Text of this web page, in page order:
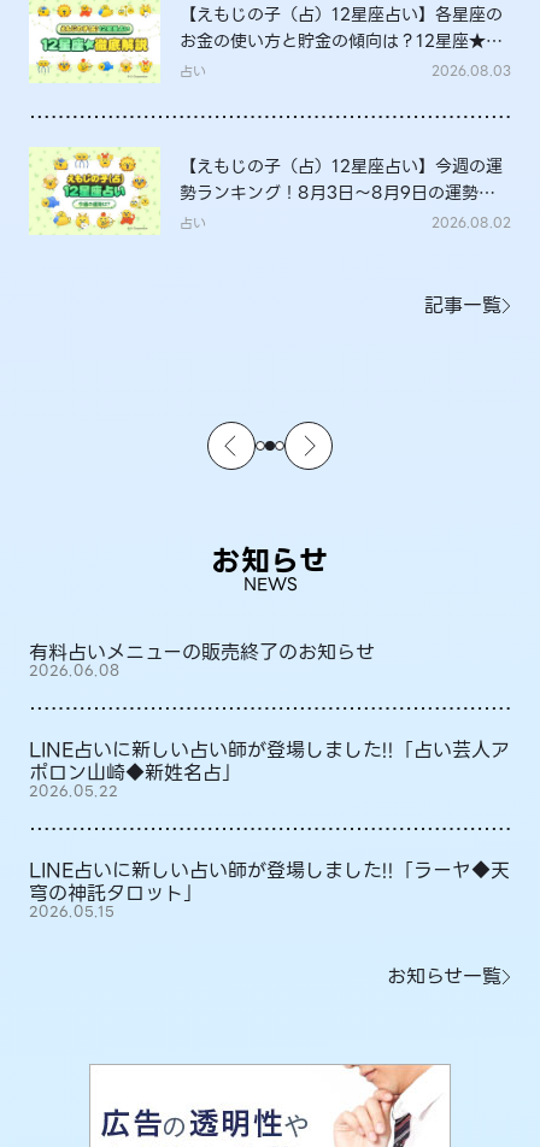
【えもじの子（占）12星座占い】各星座の
お金の使い方と貯金の傾向は？12星座★徹
底解説
占い 2026.08.03
【えもじの子（占）12星座占い】今週の運
勢ランキング！8月3日～8月9日の運勢
は？
占い 2026.08.02
記事一覧
お知らせ
NEWS
有料占いメニューの販売終了のお知らせ
2026.06.08
LINE占いに新しい占い師が登場しました!!「占い芸人ア
ポロン山崎◆新姓名占」
2026.05.22
LINE占いに新しい占い師が登場しました!!「ラーヤ◆天
穹の神託タロット」
2026.05.15
お知らせ一覧